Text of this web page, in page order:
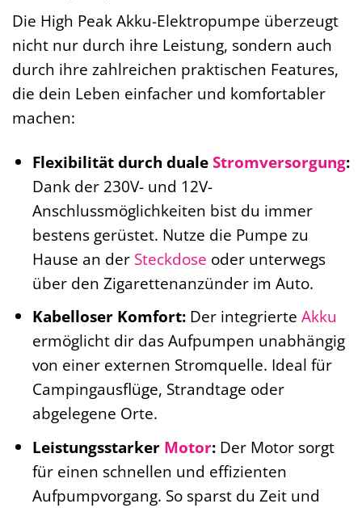
Die High Peak Akku-Elektropumpe überzeugt
nicht nur durch ihre Leistung, sondern auch
durch ihre zahlreichen praktischen Features,
die dein Leben einfacher und komfortabler
machen:
Flexibilität durch dualeStromversorgung:
Dank der 230V- und 12V-
Anschlussmöglichkeiten bist du immer
bestens gerüstet. Nutze die Pumpe zu
Hause an der Steckdose oder unterwegs
über den Zigarettenanzünder im Auto.
Kabelloser Komfort:Der integrierte Akku
ermöglicht dir das Aufpumpen unabhängig
von einer externen Stromquelle. Ideal für
Campingausflüge, Strandtage oder
abgelegene Orte.
Leistungsstarker Motor:Der Motor sorgt
für einen schnellen und effizienten
Aufpumpvorgang. So sparst du Zeit und